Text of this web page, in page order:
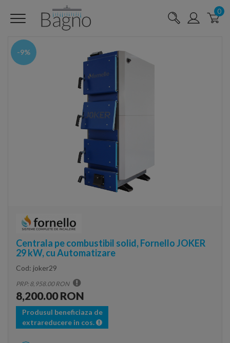
0
-9%
Centrala pe combustibil solid, Fornello JOKER
29 kW, cu Automatizare
Cod: joker29
PRP: 8,958.00 RON
8,200.00 RON
Produsul beneficiaza de
extrareducere in cos.